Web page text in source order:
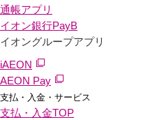
通帳アプリ
イオン銀行PayB
イオングループアプリ
iAEON
AEON Pay
支払・入金・サービス
支払・入金TOP